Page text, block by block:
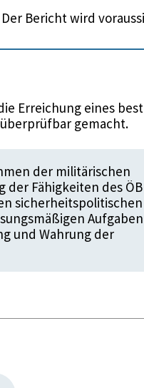
Bericht wird
Erreichung eines
gemacht.
der militärischen
der Fähigkeiten des
sicherheitspolitischen
Aufgaben
und Wahrung der